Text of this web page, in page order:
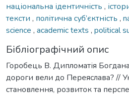
національна ідентичність ,
тексти , політична суб’єктність ,
science , academic texts , political
Бібліографічний опис
Горобець В. Дипломатія
дороги вели до Переяслава? //
становлення, розвиток та